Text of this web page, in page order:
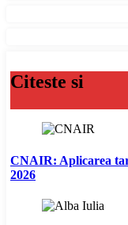
Citeste si
CNAIR: Aplicarea
2026